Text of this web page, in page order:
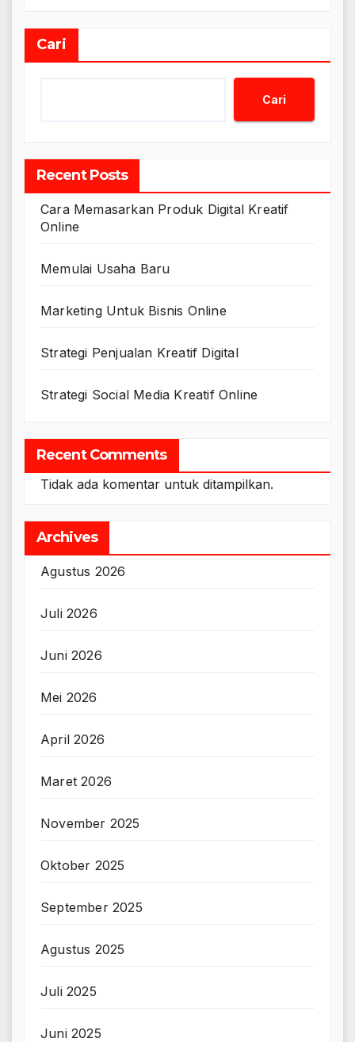
Cari
Cari
Recent Posts
Cara Memasarkan Produk Digital Kreatif
Online
Memulai Usaha Baru
Marketing Untuk Bisnis Online
Strategi Penjualan Kreatif Digital
Strategi Social Media Kreatif Online
Recent Comments
Tidak ada komentar untuk ditampilkan.
Archives
Agustus 2026
Juli 2026
Juni 2026
Mei 2026
April 2026
Maret 2026
November 2025
Oktober 2025
September 2025
Agustus 2025
Juli 2025
Juni 2025